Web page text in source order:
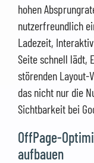
hohen
nutzerfreundlich
Ladezeit,
Seite schnell lädt,
störenden Layout-
das nicht nur die
Sichtbarkeit bei
OffPage-
aufbauen